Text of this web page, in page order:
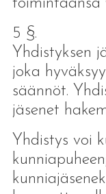
5 §.
Yhdistyksen
joka
säännöt.
jäsenet
Yhdistys voi